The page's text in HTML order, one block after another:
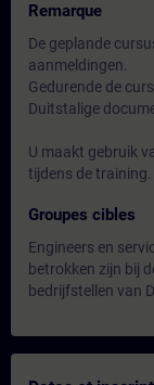
Remarque
De geplande
aanmeldingen.
Gedurende de
Duitstalige
U maakt gebruik
tijdens de training.
Groupes cibles
Engineers en
betrokken zijn bij
bedrijfstellen van